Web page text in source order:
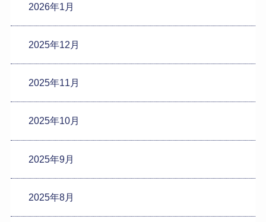
2026年1月
2025年12月
2025年11月
2025年10月
2025年9月
2025年8月